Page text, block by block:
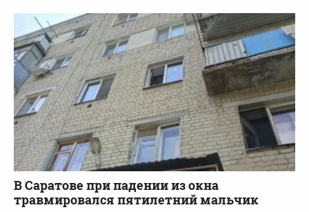
В Саратове при падении из окна
травмировался пятилетний мальчик